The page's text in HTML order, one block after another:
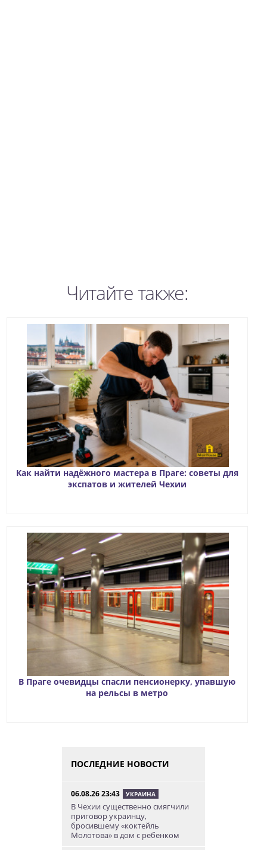
Читайте также:
Как найти надёжного мастера в Праге: советы для
экспатов и жителей Чехии
В Праге очевидцы спасли пенсионерку, упавшую
на рельсы в метро
ПОСЛЕДНИЕ НОВОСТИ
06.08.26 23:43 УКРАИНА
В Чехии существенно смягчили
приговор украинцу,
бросившему «коктейль
Молотова» в дом с ребенком